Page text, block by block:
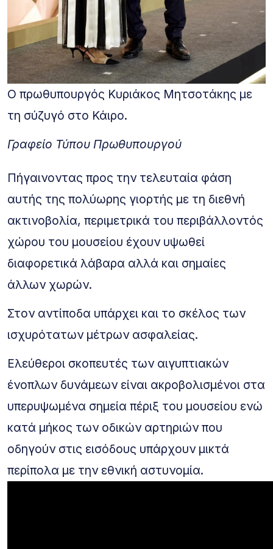
Ο πρωθυπουργός Κυριάκος Μητσοτάκης με
τη σύζυγό στο Κάιρο.
Γραφείο Τύπου Πρωθυπουργού
Πήγαινοντας προς την τελευταία φάση
αυτής της πολύωρης γιορτής με τη διεθνή
ακτινοβολία, περιμετρικά του περιβάλλοντός
χώρου του μουσείου έχουν υψωθεί
διαφορετικά λάβαρα αλλά και σημαίες
άλλων χωρών.
Στον αντίποδα υπάρχει και το σκέλος των
ισχυρότατων μέτρων ασφαλείας.
Ελεύθεροι σκοπευτές των αιγυπτιακών
ένοπλων δυνάμεων είναι ακροβολισμένοι στα
υπερυψωμένα σημεία πέριξ του μουσείου ενώ
κατά μήκος των οδικών αρτηριών που
οδηγούν στις εισόδους υπάρχουν μικτά
περίπολα με την εθνική αστυνομία.